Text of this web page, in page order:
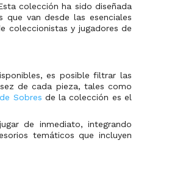
colección ha sido diseñada
van desde las esenciales
coleccionistas y jugadores de
es posible filtrar las
de cada pieza, tales como
Sobres de la colección es el
de inmediato, integrando
temáticos que incluyen